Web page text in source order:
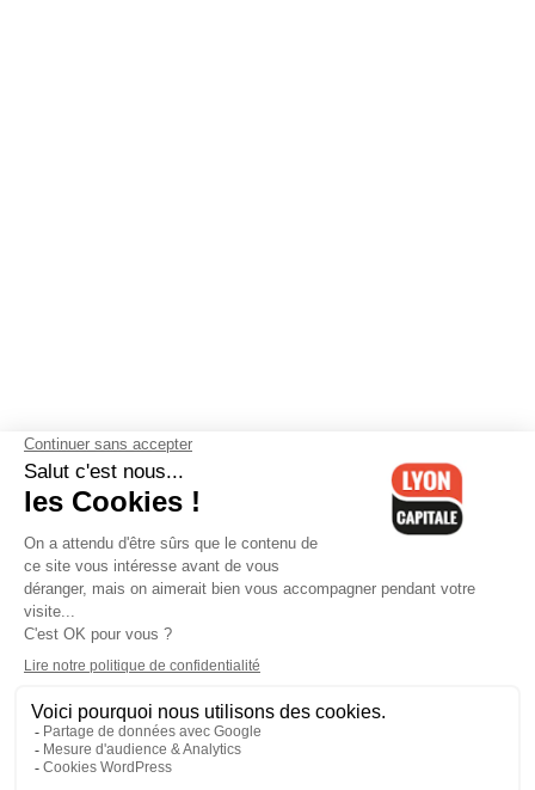
Contactez-nous-Mentions légales-CGV-Politique de
confidentialité-Gestion des cookies